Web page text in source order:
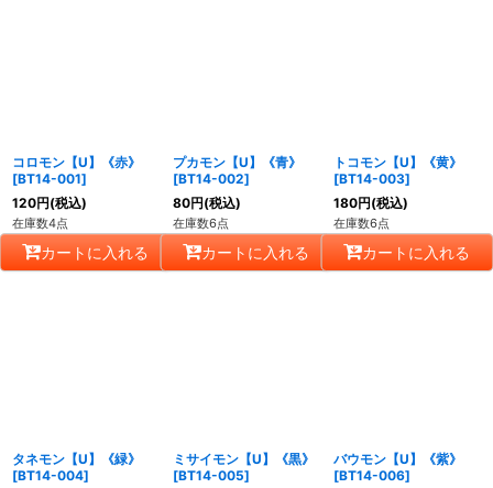
コロモン【U】《赤》
[BT14-001]
120円(税込)
在庫数4点
カートに入れる
プカモン【U】《青》
[BT14-002]
80円(税込)
在庫数6点
カートに入れる
トコモン【U】《黄》
[BT14-003]
180円(税込)
在庫数6点
カートに入れる
タネモン【U】《緑》
[BT14-004]
ミサイモン【U】《黒》
[BT14-005]
バウモン【U】《紫》
[BT14-006]